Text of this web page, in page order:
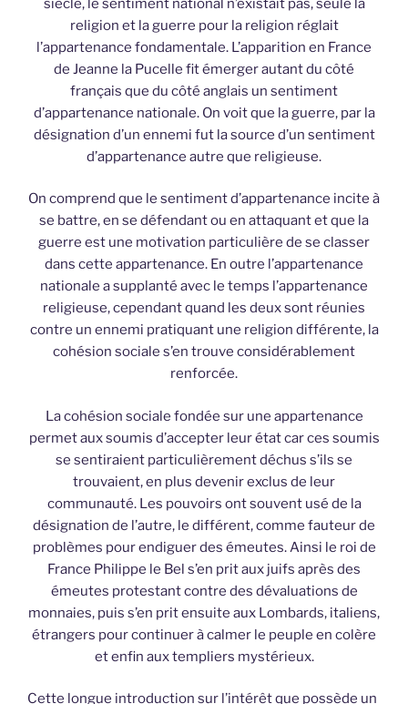
religion et la guerre pour la religion réglait
l’appartenance fondamentale. L’apparition en France
de Jeanne la Pucelle fit émerger autant du côté
français que du côté anglais un sentiment
d’appartenance nationale. On voit que la guerre, par la
désignation d’un ennemi fut la source d’un sentiment
d’appartenance autre que religieuse.
On comprend que le sentiment d’appartenance incite à
se battre, en se défendant ou en attaquant et que la
guerre est une motivation particulière de se classer
dans cette appartenance. En outre l’appartenance
nationale a supplanté avec le temps l’appartenance
religieuse, cependant quand les deux sont réunies
contre un ennemi pratiquant une religion différente, la
cohésion sociale s’en trouve considérablement
renforcée.
La cohésion sociale fondée sur une appartenance
permet aux soumis d’accepter leur état car ces soumis
se sentiraient particulièrement déchus s’ils se
trouvaient, en plus devenir exclus de leur
communauté. Les pouvoirs ont souvent usé de la
désignation de l’autre, le différent, comme fauteur de
problèmes pour endiguer des émeutes. Ainsi le roi de
France Philippe le Bel s’en prit aux juifs après des
émeutes protestant contre des dévaluations de
monnaies, puis s’en prit ensuite aux Lombards, italiens,
étrangers pour continuer à calmer le peuple en colère
et enfin aux templiers mystérieux.
Cette longue introduction sur l’intérêt que possède un